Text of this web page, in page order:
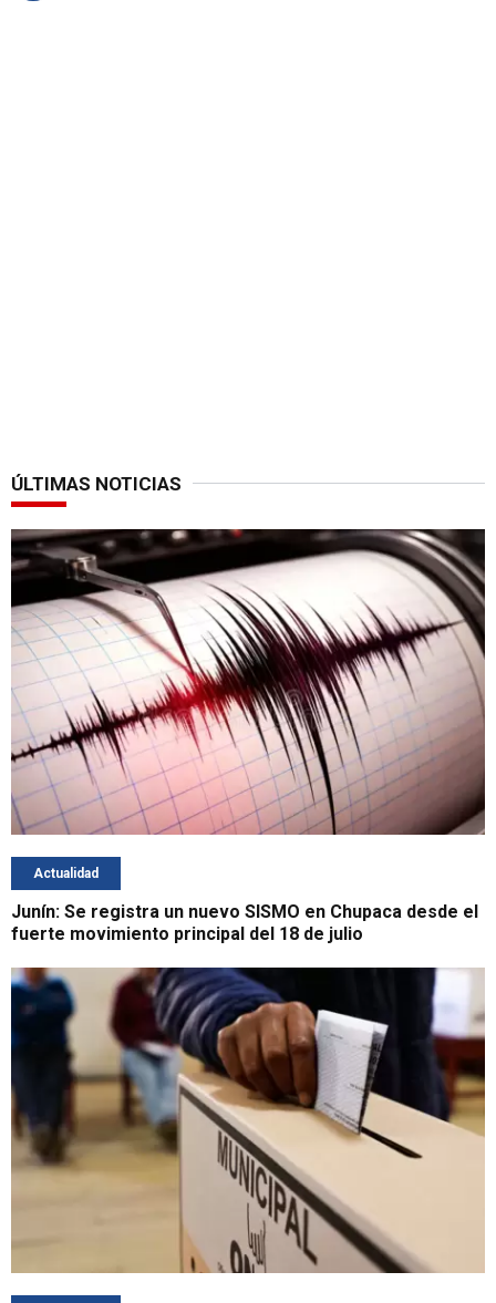
ÚLTIMAS NOTICIAS
Actualidad
Junín: Se registra un nuevo SISMO en Chupaca desde el
fuerte movimiento principal del 18 de julio